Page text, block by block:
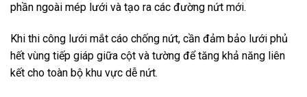
phần ngoài mép lưới và tạo ra các đường nứt mới.
Khi thi công lưới mắt cáo chống nứt, cần đảm bảo lưới phủ
hết vùng tiếp giáp giữa cột và tường để tăng khả năng liên
kết cho toàn bộ khu vực dễ nứt.